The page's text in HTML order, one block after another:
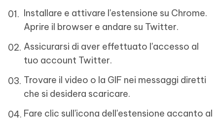
Installare e attivare l'estensione su Chrome.
Aprire il browser e andare su Twitter.
Assicurarsi di aver effettuato l'accesso al
tuo account Twitter.
Trovare il video o la GIF nei messaggi diretti
che si desidera scaricare.
Fare clic sull'icona dell'estensione accanto al